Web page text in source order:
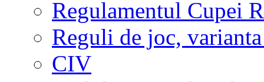
Regulamentul Cupei
Reguli de joc,
CIV